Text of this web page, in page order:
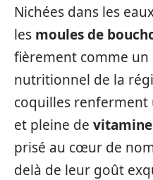
Nichées dans les
les moules de
fièrement comme
nutritionnel de la
coquilles renferment
et pleine de
prisé au cœur de
delà de leur goût